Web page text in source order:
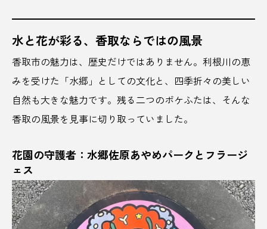
日本酒酒蔵 日枝神社 旭酒造 春
最新スポット 月桂冠 有機栽培
朔日参り 朝食 木嵜綾奈 未利用魚
東北
東名厚木健康センター 東根市 松坂牛
松山市 松阪市 果物 柏崎市
水と花が彩る、香取ならではの風景
香取市の魅力は、歴史だけではありません。利根川の恵
みを受けた「水郷」としての文化と、四季折々の美しい
自然も大きな魅力です。残る二つのポケふたは、そんな
香取の風景を見事に切り取っていました。
花園の守護者：水郷佐原あやめパークとフラージ
ェス